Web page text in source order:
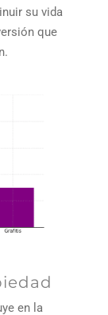
su vida
que
en la